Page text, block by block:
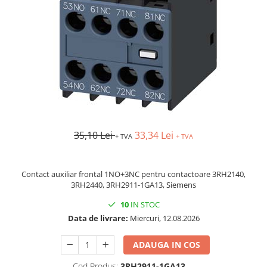
Busbar si pieptene sigurante
AFDD - Sigurante & dispozitive de
Protectii diferentiale
Protectii diferentiale RCCB
Diferential RCCB tip A
Diferential RCBO curba B tip A
Diferential RCBO curba B tip AC
Diferential RCBO curba C tip AC
Contactoare, prot.motor
Protectii motor
35,10 Lei+ TVA 33,34 Lei + TVA
Contact auxiliar frontal 1NO+3NC pentru contactoare 3RH2140,
3RH2440, 3RH2911-1GA13, Siemens
10IN STOC
Data de livrare: Miercuri, 12.08.2026
ADAUGA IN COS